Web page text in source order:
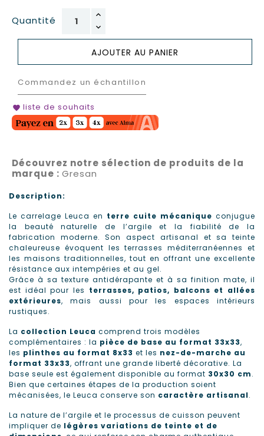
Quantité
AJOUTER AU PANIER
Commandez un échantillon
favorite liste de souhaits
Découvrez notre sélection de produits de la
marque : Gresan
Description:
Le carrelage Leuca en terre cuite mécanique conjugue
la beauté naturelle de l’argile et la fiabilité de la
fabrication moderne. Son aspect artisanal et sa teinte
chaleureuse évoquent les terrasses méditerranéennes et
les maisons traditionnelles, tout en offrant une excellente
résistance aux intempéries et au gel.
Grâce à sa texture antidérapante et à sa finition mate, il
est idéal pour les terrasses, patios, balcons et allées
extérieures, mais aussi pour les espaces intérieurs
rustiques.
La collection Leuca comprend trois modèles
complémentaires : la pièce de base au format 33x33,
les plinthes au format 8x33 et les nez-de-marche au
format 33x33, offrant une grande liberté décorative. La
base seule est également disponible au format 30x30 cm.
Bien que certaines étapes de la production soient
mécanisées, le Leuca conserve son caractère artisanal.
La nature de l’argile et le processus de cuisson peuvent
impliquer de légères variations de teinte et de